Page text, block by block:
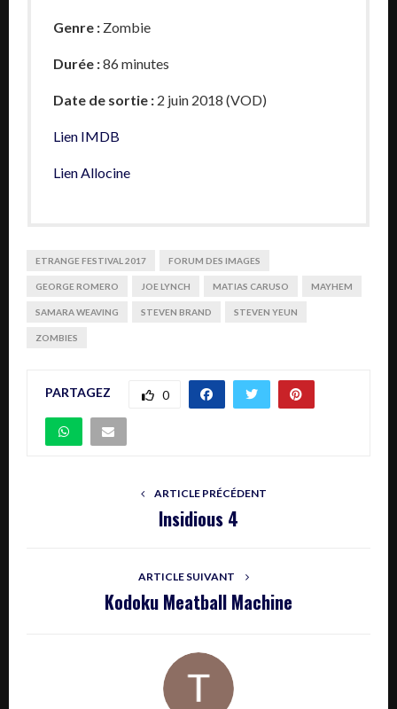
Genre : Zombie
Durée :86 minutes
Date de sortie : 2 juin 2018 (VOD)
Lien IMDB
Lien Allocine
ETRANGE FESTIVAL 2017 FORUM DES IMAGES
GEORGE ROMERO JOE LYNCH MATIAS CARUSO MAYHEM
SAMARA WEAVING STEVEN BRAND STEVEN YEUN
ZOMBIES
PARTAGEZ 0
ARTICLE PRÉCÉDENT
Insidious 4
ARTICLE SUIVANT
Kodoku Meatball Machine